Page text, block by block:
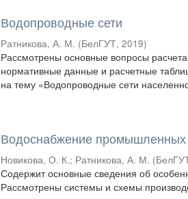
Водопроводные сети
Ратникова, А. М. (БелГУТ,2019)
Рассмотрены основные вопросы
нормативные данные и расчетные
на тему «Водопроводные сети
Водоснабжение промышленных
Новикова, О. К.; Ратникова, А. М. (
Содержит основные сведения об
Рассмотрены системы и схемы